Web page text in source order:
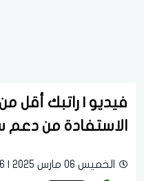
الاستفادة من دعم سكني
الخميس 06 مارس 2025 | 05:46 مساءً